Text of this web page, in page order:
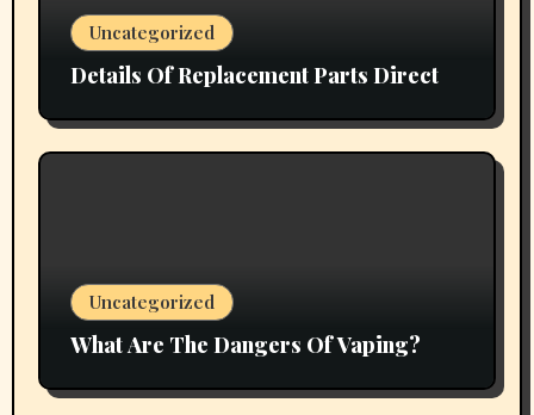
Uncategorized
Details Of Replacement Parts Direct
Uncategorized
What Are The Dangers Of Vaping?